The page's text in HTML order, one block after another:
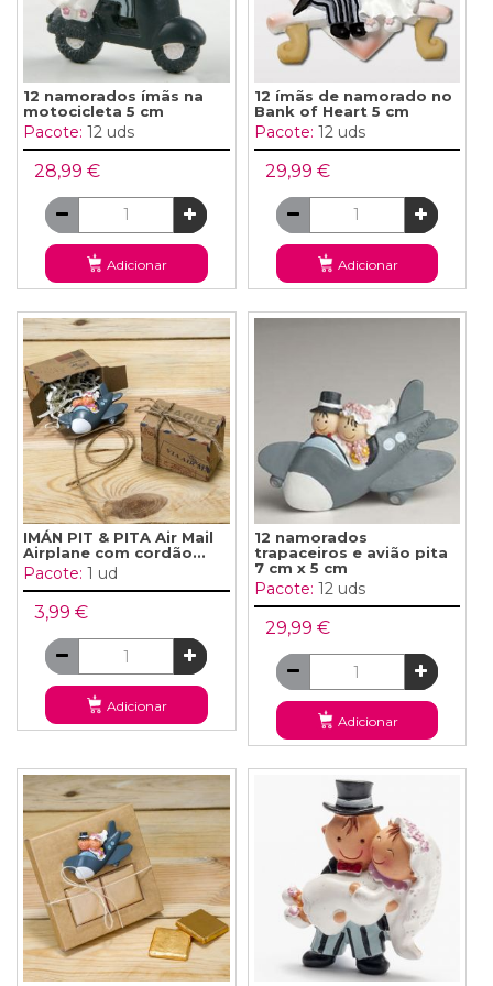
12 namorados ímãs na
motocicleta 5 cm
Pacote: 12 uds
28,99 €
Adicionar
12 ímãs de namorado no
Bank of Heart 5 cm
Pacote: 12 uds
29,99 €
Adicionar
IMÁN PIT & PITA Air Mail
Airplane com cordão...
Pacote: 1 ud
3,99 €
Adicionar
12 namorados
trapaceiros e avião pita
7 cm x 5 cm
Pacote: 12 uds
29,99 €
Adicionar